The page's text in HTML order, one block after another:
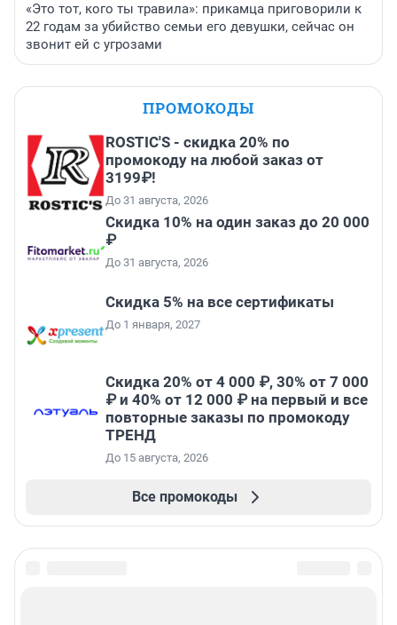
«Это тот, кого ты травила»: прикамца приговорили к
22 годам за убийство семьи его девушки, сейчас он
звонит ей с угрозами
ПРОМОКОДЫ
ROSTIC'S - скидка 20% по
промокоду на любой заказ от
3199₽!
До 31 августа, 2026
Скидка 10% на один заказ до 20 000
₽
До 31 августа, 2026
Скидка 5% на все сертификаты
До 1 января, 2027
Скидка 20% от 4 000 ₽, 30% от 7 000
₽ и 40% от 12 000 ₽ на первый и все
повторные заказы по промокоду
ТРЕНД
До 15 августа, 2026
Все промокоды